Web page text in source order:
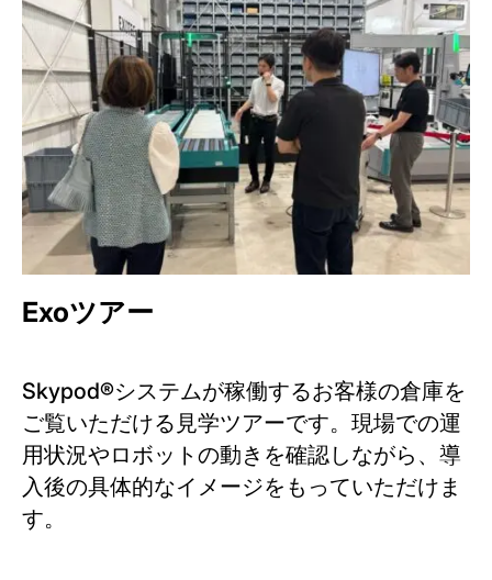
Exoツアー
Skypod®システムが稼働するお客様の倉庫を
ご覧いただける見学ツアーです。現場での運
用状況やロボットの動きを確認しながら、導
入後の具体的なイメージをもっていただけま
す。